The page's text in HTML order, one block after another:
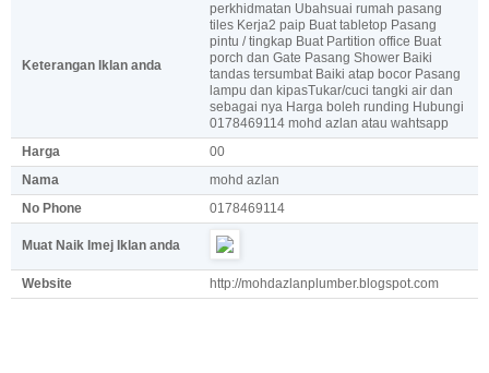
Keterangan Iklan anda
perkhidmatan Ubahsuai rumah pasang
tiles Kerja2 paip Buat tabletop Pasang
pintu / tingkap Buat Partition office Buat
porch dan Gate Pasang Shower Baiki
tandas tersumbat Baiki atap bocor Pasang
lampu dan kipasTukar/cuci tangki air dan
sebagai nya Harga boleh runding Hubungi
0178469114 mohd azlan atau wahtsapp
Harga
00
Nama
mohd azlan
No Phone
0178469114
Muat Naik Imej Iklan anda
Website http://mohdazlanplumber.blogspot.com